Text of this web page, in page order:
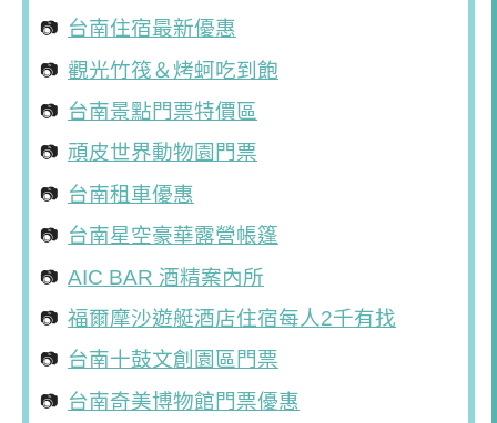
台南住宿最新優惠
觀光竹筏＆烤蚵吃到飽
台南景點門票特價區
頑皮世界動物園門票
台南租車優惠
台南星空豪華露營帳篷
AIC BAR 酒精案內所
福爾摩沙遊艇酒店住宿每人2千有找
台南十鼓文創園區門票
台南奇美博物館門票優惠